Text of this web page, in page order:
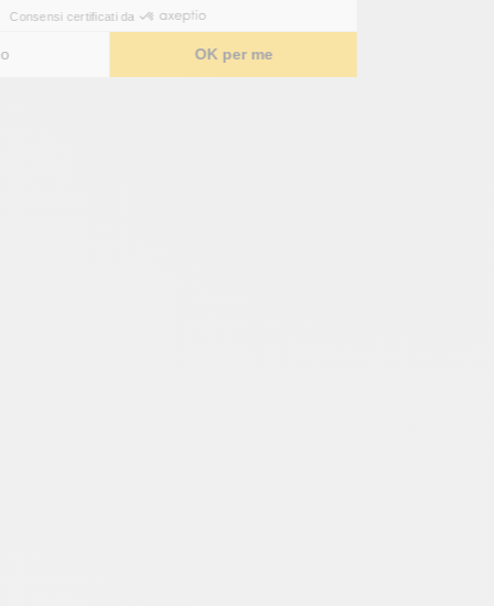
Consensi certificati da